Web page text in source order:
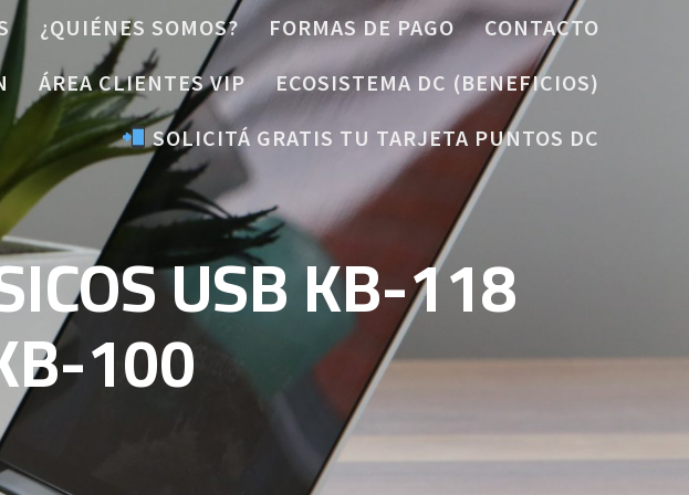
¿QUIÉNES SOMOS? FORMAS DE PAGO
CONTACTO
ÁREA CLIENTES VIP
ECOSISTEMA DC (BENEFICIOS)
SOLICITÁ GRATIS TU TARJETA PUNTOS DC
USB KB-118
100